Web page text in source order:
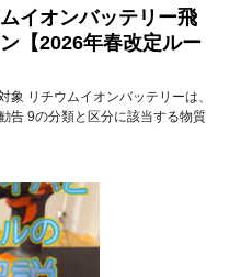
イオンバッテリー飛
【2026年春改定ルー
象 リチウムイオンバッテリーは、
告 9の分類と区分に該当する物質